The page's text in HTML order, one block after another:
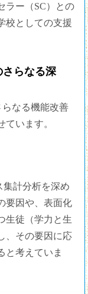
ラー（SC）との
校としての支援
らなる機能改善
います。
集計分析を深め
要因や、表面化
生徒（学力と生
、その要因に応
と考えていま